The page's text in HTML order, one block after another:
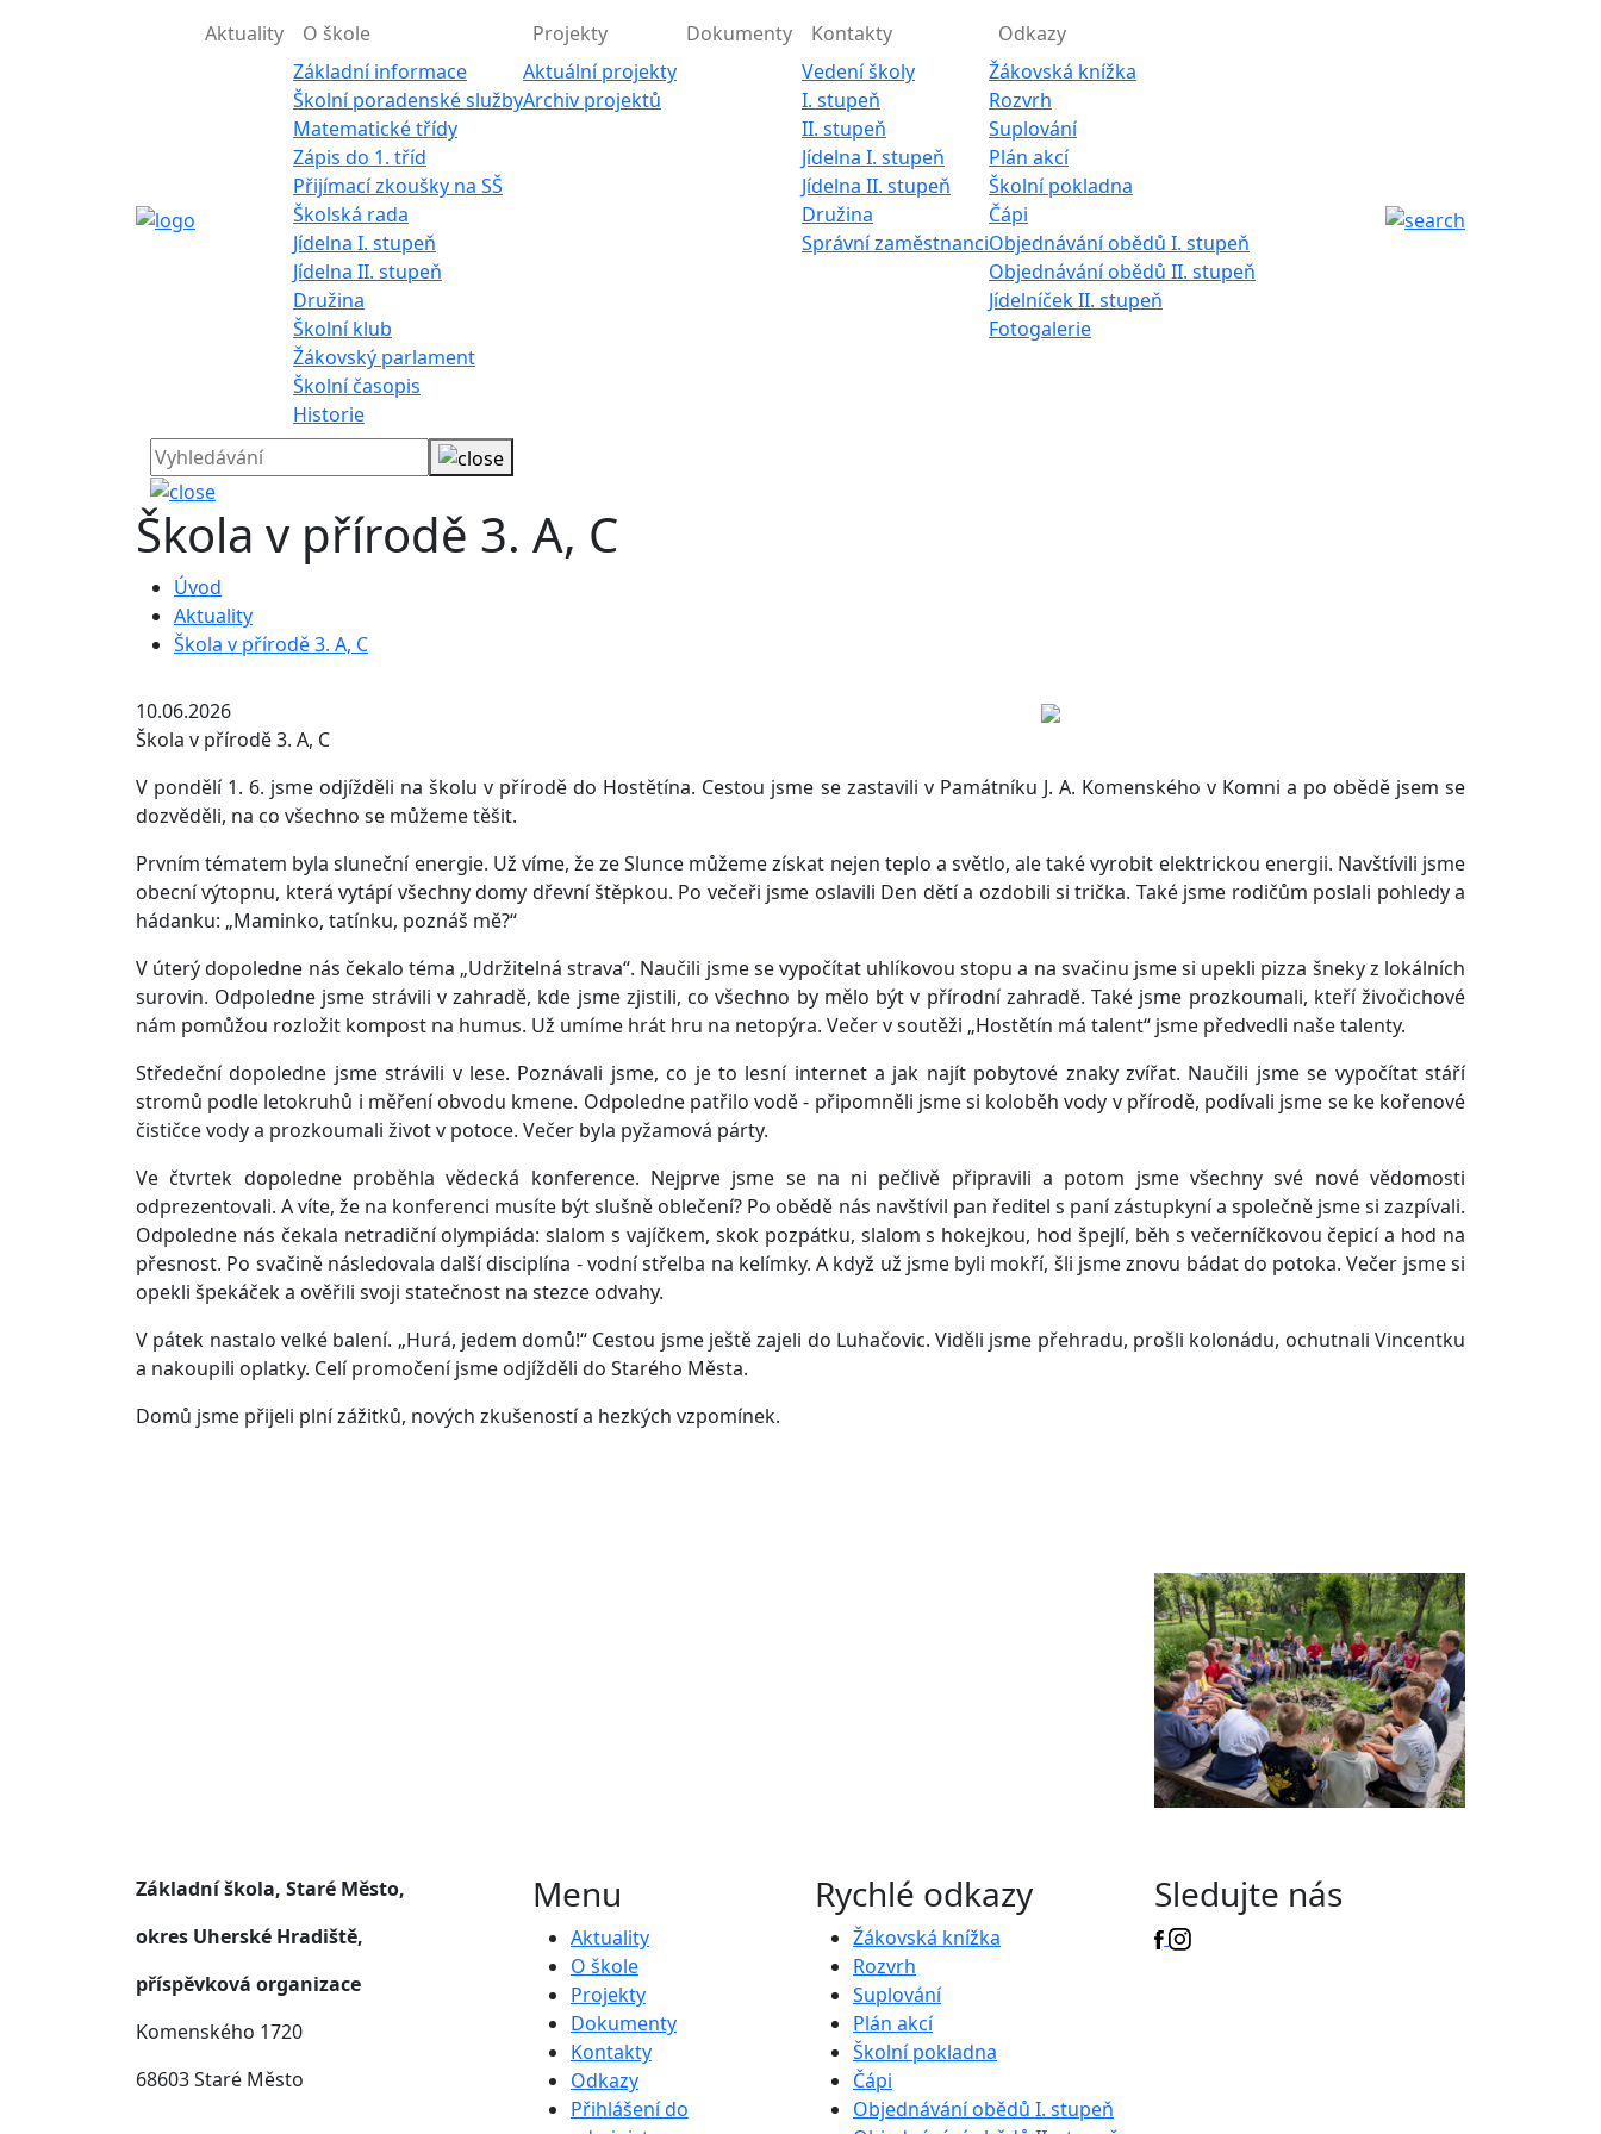
Aktuality
O škole
Základní informace
Školní poradenské služby
Matematické třídy
Zápis do 1. tříd
Přijímací zkoušky na SŠ
Školská rada
Jídelna I. stupeň
Jídelna II. stupeň
Družina
Školní klub
Žákovský parlament
Školní časopis
Historie
Projekty
Aktuální projekty
Archiv projektů
Dokumenty
Kontakty
Vedení školy
I. stupeň
II. stupeň
Jídelna I. stupeň
Jídelna II. stupeň
Družina
Správní zaměstnanci
Odkazy
Žákovská knížka
Rozvrh
Suplování
Plán akcí
Školní pokladna
Čápi
Objednávání obědů I. stupeň
Objednávání obědů II. stupeň
Jídelníček II. stupeň
Fotogalerie
Škola v přírodě 3. A, C
Úvod
Aktuality
Škola v přírodě 3. A, C
10.06.2026
Škola v přírodě 3. A, C
V pondělí 1. 6. jsme odjížděli na školu v přírodě do Hostětína. Cestou jsme se zastavili v Památníku J. A. Komenského v Komni a po obědě jsem se
dozvěděli, na co všechno se můžeme těšit.
Prvním tématem byla sluneční energie. Už víme, že ze Slunce můžeme získat nejen teplo a světlo, ale také vyrobit elektrickou energii. Navštívili jsme
obecní výtopnu, která vytápí všechny domy dřevní štěpkou. Po večeři jsme oslavili Den dětí a ozdobili si trička. Také jsme rodičům poslali pohledy a
hádanku: „Maminko, tatínku, poznáš mě?“
V úterý dopoledne nás čekalo téma „Udržitelná strava“. Naučili jsme se vypočítat uhlíkovou stopu a na svačinu jsme si upekli pizza šneky z lokálních
surovin. Odpoledne jsme strávili v zahradě, kde jsme zjistili, co všechno by mělo být v přírodní zahradě. Také jsme prozkoumali, kteří živočichové
nám pomůžou rozložit kompost na humus. Už umíme hrát hru na netopýra. Večer v soutěži „Hostětín má talent“ jsme předvedli naše talenty.
Středeční dopoledne jsme strávili v lese. Poznávali jsme, co je to lesní internet a jak najít pobytové znaky zvířat. Naučili jsme se vypočítat stáří
stromů podle letokruhů i měření obvodu kmene. Odpoledne patřilo vodě - připomněli jsme si koloběh vody v přírodě, podívali jsme se ke kořenové
čističce vody a prozkoumali život v potoce. Večer byla pyžamová párty.
Ve čtvrtek dopoledne proběhla vědecká konference. Nejprve jsme se na ni pečlivě připravili a potom jsme všechny své nové vědomosti
odprezentovali. A víte, že na konferenci musíte být slušně oblečení? Po obědě nás navštívil pan ředitel s paní zástupkyní a společně jsme si zazpívali.
Odpoledne nás čekala netradiční olympiáda: slalom s vajíčkem, skok pozpátku, slalom s hokejkou, hod špejlí, běh s večerníčkovou čepicí a hod na
přesnost. Po svačině následovala další disciplína - vodní střelba na kelímky. A když už jsme byli mokří, šli jsme znovu bádat do potoka. Večer jsme si
opekli špekáček a ověřili svoji statečnost na stezce odvahy.
V pátek nastalo velké balení. „Hurá, jedem domů!“ Cestou jsme ještě zajeli do Luhačovic. Viděli jsme přehradu, prošli kolonádu, ochutnali Vincentku
a nakoupili oplatky. Celí promočení jsme odjížděli do Starého Města.
Domů jsme přijeli plní zážitků, nových zkušeností a hezkých vzpomínek.
Základní škola, Staré Město,
okres Uherské Hradiště,
příspěvková organizace
Komenského 1720
68603 Staré Město
Menu
Aktuality
O škole
Projekty
Dokumenty
Kontakty
Odkazy
Přihlášení do
Rychlé odkazy
Žákovská knížka
Rozvrh
Suplování
Plán akcí
Školní pokladna
Čápi
Objednávání obědů I. stupeň
Sledujte nás